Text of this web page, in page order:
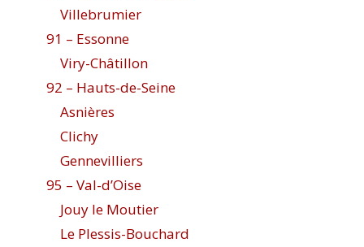
Villebrumier
91 – Essonne
Viry-Châtillon
92 – Hauts-de-Seine
Asnières
Clichy
Gennevilliers
95 – Val-d’Oise
Jouy le Moutier
Le Plessis-Bouchard